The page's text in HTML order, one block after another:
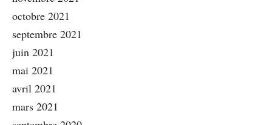
octobre 2021
septembre 2021
juin 2021
mai 2021
avril 2021
mars 2021